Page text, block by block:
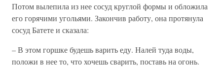
Потом вылепила из нее сосуд круглой формы и обложила
его горячими угольями. Закончив работу, она протянула
сосуд Батете и сказала:
– В этом горшке будешь варить еду. Налей туда воды,
положи в нее то, что хочешь сварить, поставь на огонь.